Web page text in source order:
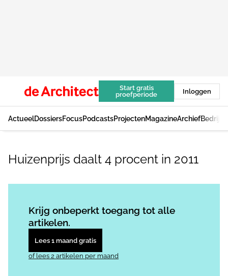
Start gratis
proefperiode
Inloggen
ActueelDossiersFocusPodcastsProjectenMagazineArchief
Huizenprijs daalt 4 procent in 2011
Krijg onbeperkt toegang tot alle
artikelen.
Lees 1 maand gratis
of lees 2 artikelen per maand